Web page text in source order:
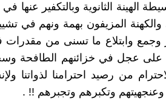
الهينة الثانوية وبالتكفير
المزيفون بهمة ونهم في
وجمع وابتلاع ما تسنى من
على عجل في خزائنهم
من رصيد احترامنا لذواتنا
وعنجهيتهم وتكبرهم وتجبرهم !! .